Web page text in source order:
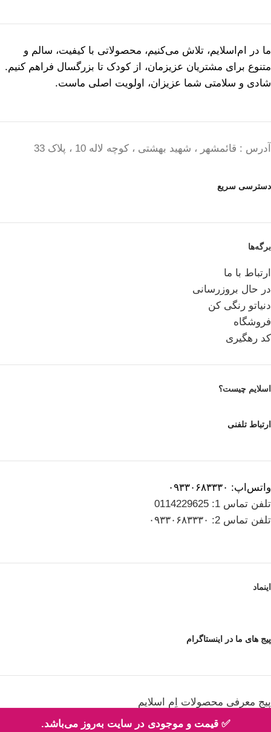
✅ قیمت و موجودی در سایت به‌روز می‌باشد.
ما در ام‌اسلایم، تلاش می‌کنیم، محصولاتی با کیفیت، سالم و
متنوع برای مشتریان عزیزمان، از کودک تا بزرگسال فراهم کنیم.
شادی و سلامتی شما عزیزان، اولویت اصلی ماست.
آدرس : قائمشهر ، شهید بهشتی ، کوچه لاله 10 ، پلاک 33
دسترسی سریع
برگه‌ها
ارتباط با ما
در حال بروزرسانی
دنیاتو رنگی کن
فروشگاه
کد رهگیری
اسلایم چیست؟
ارتباط تلفنی
واتس‌اپ: ۰۹۳۳۰۶۸۳۳۳۰
تلفن تماس 1: 0114229625
تلفن تماس 2: ۰۹۳۳۰۶۸۳۳۳۰
اینماد
پیج های ما در اینستاگرام
پیج معرفی محصولات اِم اسلایم